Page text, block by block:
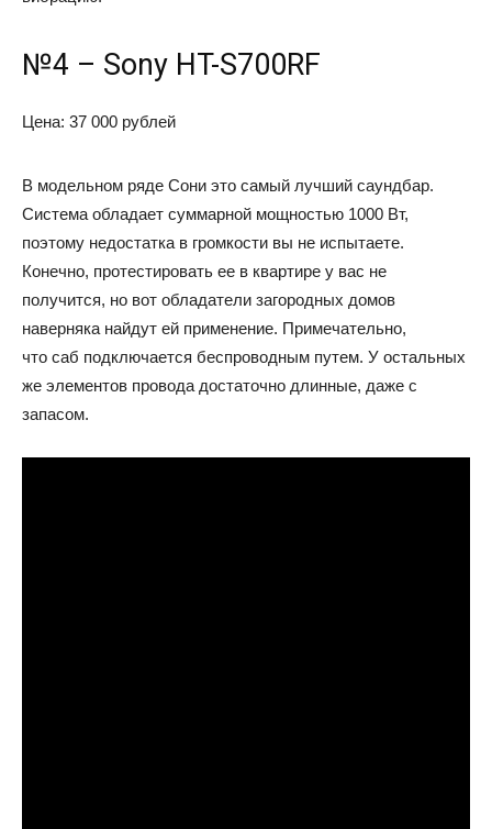
№4 – Sony HT-S700RF
Цена: 37 000 рублей
В модельном ряде Сони это самый лучший саундбар.
Система обладает суммарной мощностью 1000 Вт,
поэтому недостатка в громкости вы не испытаете.
Конечно, протестировать ее в квартире у вас не
получится, но вот обладатели загородных домов
наверняка найдут ей применение. Примечательно,
что саб подключается беспроводным путем. У остальных
же элементов провода достаточно длинные, даже с
запасом.